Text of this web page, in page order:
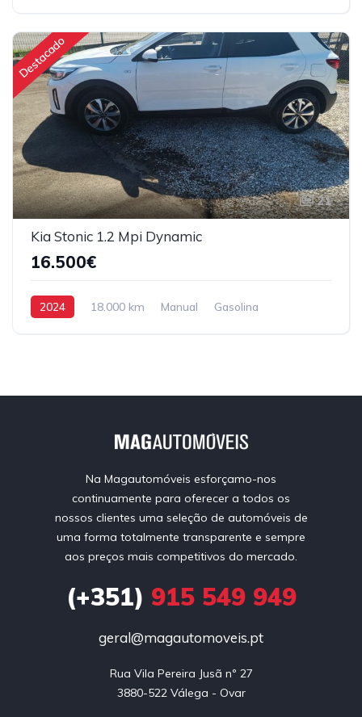
Destacado
21
Kia Stonic 1.2 Mpi Dynamic
16.500€
2024 18.000 km Manual Gasolina
Na Magautomóveis esforçamo-nos
continuamente para oferecer a todos os
nossos clientes uma seleção de automóveis de
uma forma totalmente transparente e sempre
aos preços mais competitivos do mercado.
(+351) 915 549 949
geral@magautomoveis.pt
Rua Vila Pereira Jusã nº 27
3880-522 Válega - Ovar